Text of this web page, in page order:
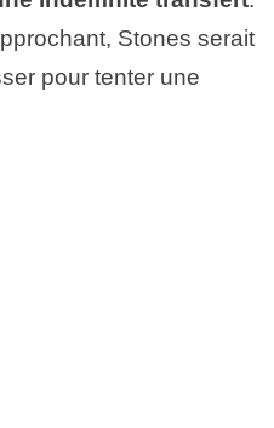
Stones serait
pour tenter une